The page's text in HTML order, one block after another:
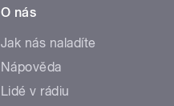
O nás
Jak nás naladíte
Nápověda
Lidé v rádiu